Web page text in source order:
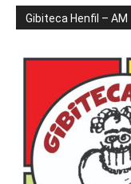
Gibiteca Henfil – AM